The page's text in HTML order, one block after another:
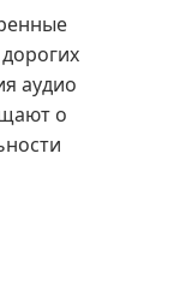
аудио
о